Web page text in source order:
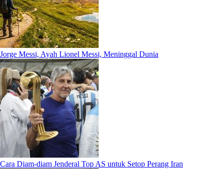
Jorge Messi, Ayah Lionel Messi, Meninggal Dunia
Cara Diam-diam Jenderal Top AS untuk Setop Perang Iran